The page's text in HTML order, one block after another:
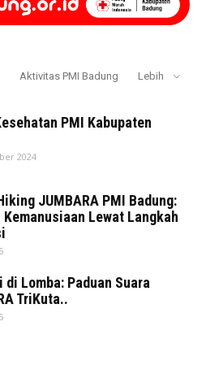
Aktivitas PMI Badung Lebih
PMI Kabupaten
2024
JUMBARA PMI Badung:
Kemanusiaan Lewat Langkah
di Lomba: Paduan Suara
TriKuta..